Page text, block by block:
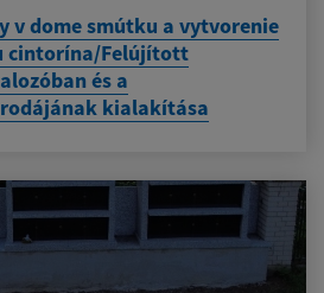
v dome smútku a vytvorenie
cintorína/Felújított
és a
kialakítása